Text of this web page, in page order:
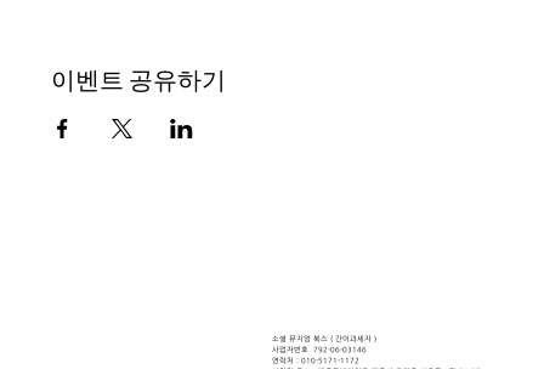
이벤트 공유하기
소셜 뮤지엄 북스 ( ​간이과세자 )
사업자번호 792-06-03146
연락처 : 010-5171-1172